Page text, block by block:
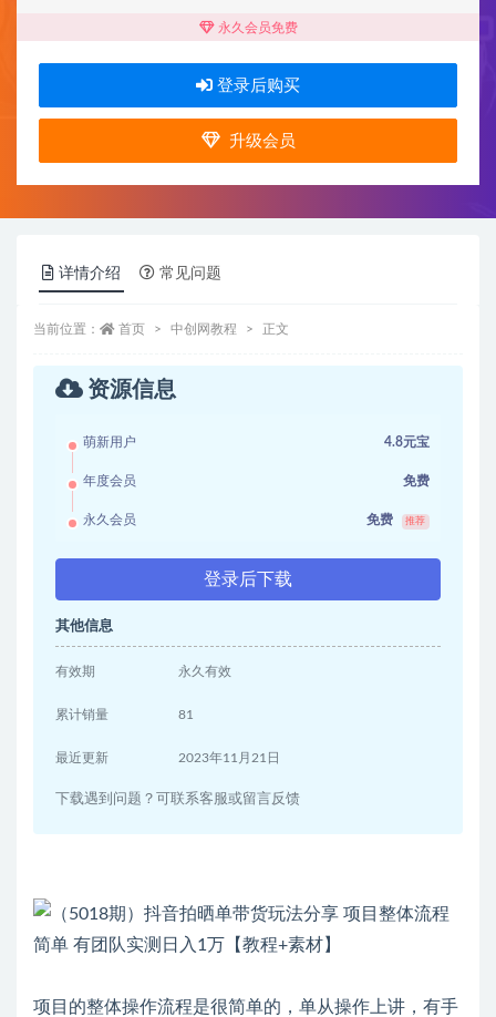
永久会员免费
登录后购买
升级会员
详情介绍 常见问题
当前位置： 首页 中创网教程 正文
资源信息
萌新用户 4.8元宝
年度会员 免费
永久会员 免费 推荐
登录后下载
其他信息
有效期 永久有效
累计销量 81
最近更新 2023年11月21日
下载遇到问题？可联系客服或留言反馈
项目的整体操作流程是很简单的，单从操作上讲，有手